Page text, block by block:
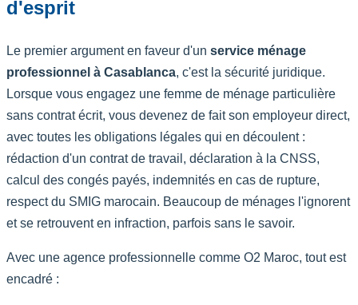
d'esprit
Le premier argument en faveur d'un service ménage
professionnel à Casablanca, c'est la sécurité juridique.
Lorsque vous engagez une femme de ménage particulière
sans contrat écrit, vous devenez de fait son employeur direct,
avec toutes les obligations légales qui en découlent :
rédaction d'un contrat de travail, déclaration à la CNSS,
calcul des congés payés, indemnités en cas de rupture,
respect du SMIG marocain. Beaucoup de ménages l'ignorent
et se retrouvent en infraction, parfois sans le savoir.
Avec une agence professionnelle comme O2 Maroc, tout est
encadré :